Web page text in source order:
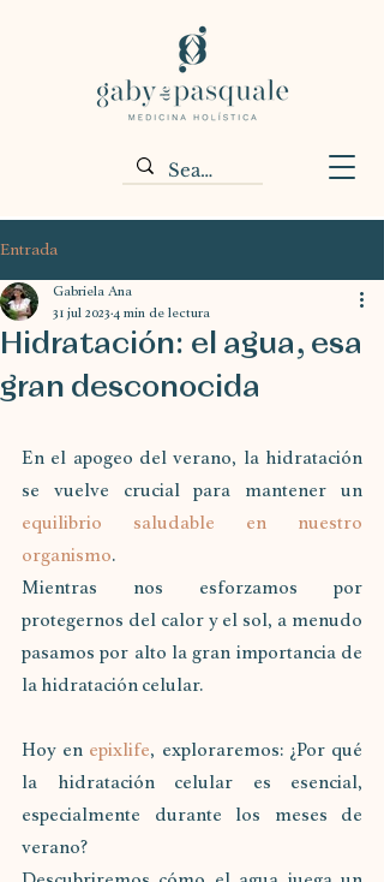
Entrada
Hidratación: el agua, esa
gran desconocida
Gabriela Ana
31 jul 2023 4 min de lectura
En el apogeo del verano, la hidratación
equilibrio saludable en nuestro
organismo.
Mientras nos esforzamos por
protegernos del calor y el sol, a menudo
pasamos por alto la gran importancia de
la hidratación celular.
Hoy en epixlife, exploraremos: ¿Por qué
la hidratación celular es esencial,
especialmente durante los meses de
verano?